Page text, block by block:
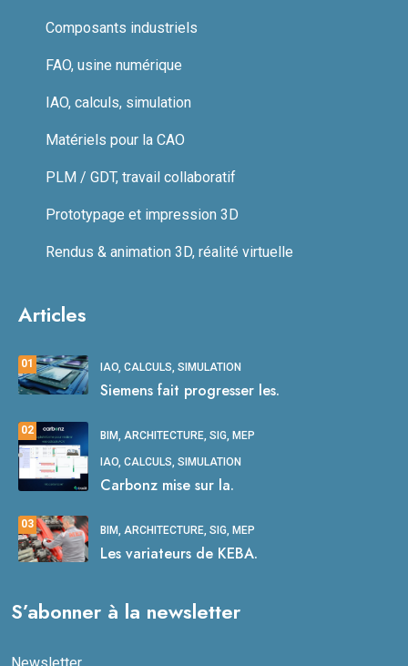
Composants industriels
FAO, usine numérique
IAO, calculs, simulation
Matériels pour la CAO
PLM / GDT, travail collaboratif
Prototypage et impression 3D
Rendus & animation 3D, réalité virtuelle
Articles
01 IAO, CALCULS, SIMULATION
Siemens fait progresser les.
02 BIM, ARCHITECTURE, SIG, MEP
IAO, CALCULS, SIMULATION
Carbonz mise sur la.
03 BIM, ARCHITECTURE, SIG, MEP
Les variateurs de KEBA.
S’abonner à la newsletter
Newsletter